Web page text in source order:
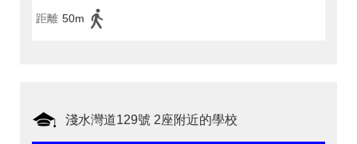
距離 50m
淺水灣道129號 2座附近的學校